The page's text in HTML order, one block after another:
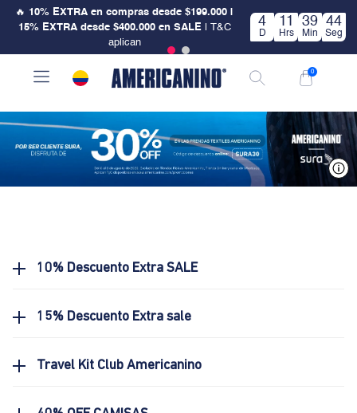
🔥 10% EXTRA en compras desde $199.000 |
15% EXTRA desde $400.000 en SALE| T&C
aplican
4
D
11
Hrs
39
Min
44
Seg
0
10% Descuento Extra SALE
15% Descuento Extra sale
Travel Kit Club Americanino